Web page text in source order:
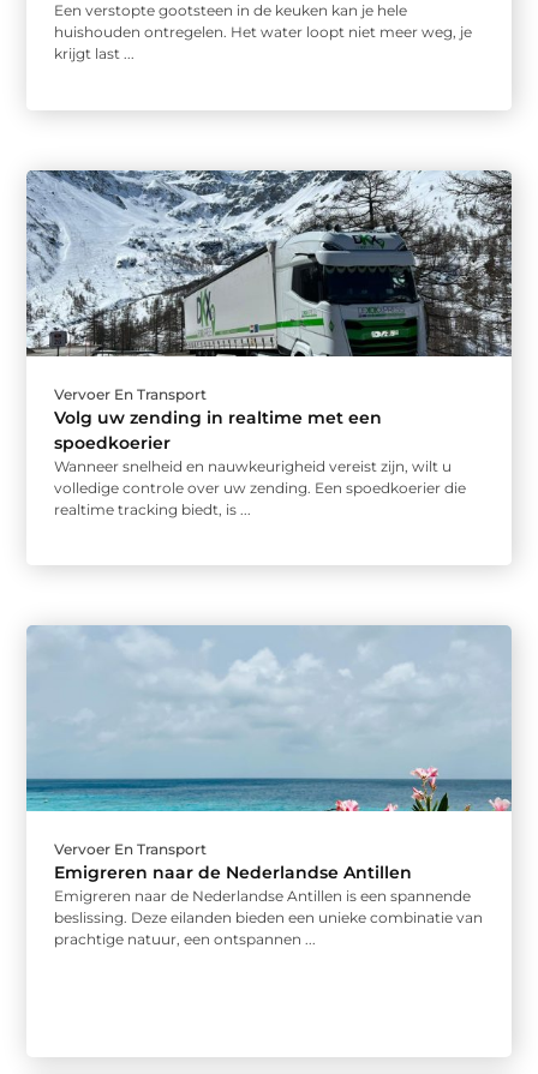
Een verstopte gootsteen in de keuken kan je hele
huishouden ontregelen. Het water loopt niet meer weg, je
krijgt last ...
Vervoer En Transport
Volg uw zending in realtime met een
spoedkoerier
Wanneer snelheid en nauwkeurigheid vereist zijn, wilt u
volledige controle over uw zending. Een spoedkoerier die
realtime tracking biedt, is ...
Vervoer En Transport
Emigreren naar de Nederlandse Antillen
Emigreren naar de Nederlandse Antillen is een spannende
beslissing. Deze eilanden bieden een unieke combinatie van
prachtige natuur, een ontspannen ...